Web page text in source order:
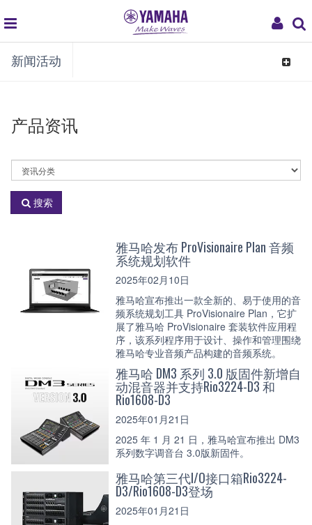
My
global
navigation
新闻活动
Toggle
产品资讯
选
择
资
分
搜索
雅马哈发布 ProVisionaire Plan 音频
系统规划软件
2025年02月10日
雅马哈宣布推出一款全新的、易于使用的音
频系统规划工具 ProVisionaire Plan，它扩
展了雅马哈 ProVisionaire 套装软件应用程
序，该系列程序用于设计、操作和管理围绕
雅马哈专业音频产品构建的音频系统。
雅马哈 DM3 系列 3.0 版固件新增自
动混音器并支持Rio3224-D3 和
Rio1608-D3
2025年01月21日
2025 年 1 月 21 日，雅马哈宣布推出 DM3
系列数字调音台 3.0版新固件。
雅马哈第三代I/O接口箱Rio3224-
D3/Rio1608-D3登场
2025年01月21日